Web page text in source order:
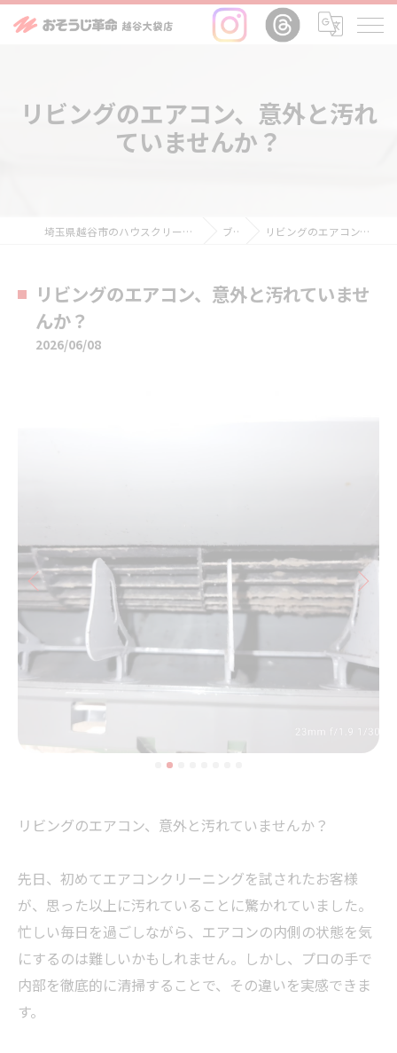
リビングのエアコン、意外と汚れ
ていませんか？
埼玉県越谷市のハウスクリーニングならおそうじ革命越谷大袋店 ブログ リビングのエアコン、意外と汚れていませんか？
リビングのエアコン、意外と汚れていませ
んか？
2026/06/08
リビングのエアコン、意外と汚れていませんか？
先日、初めてエアコンクリーニングを試されたお客様
が、思った以上に汚れていることに驚かれていました。
忙しい毎日を過ごしながら、エアコンの内側の状態を気
にするのは難しいかもしれません。しかし、プロの手で
内部を徹底的に清掃することで、その違いを実感できま
す。